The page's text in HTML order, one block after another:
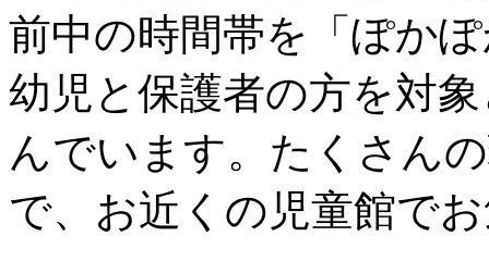
前中の時間帯を「ぽか
幼児と保護者の方を対
んでいます。たくさん
で、お近くの児童館で